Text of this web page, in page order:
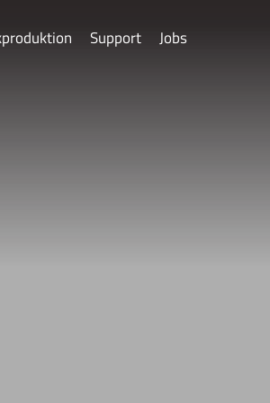
Support Jobs